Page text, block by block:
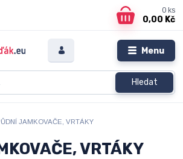
Menu
Hledat
0 ks
0,00 Kč
JAMKOVAČE, VRTÁKY
VRTÁKY